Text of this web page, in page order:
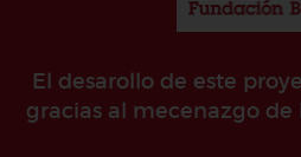
El desarollo de este
gracias al mecenazgo